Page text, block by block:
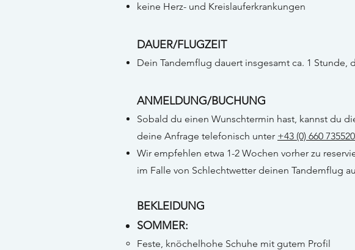
keine Herz- und Kreislauferkrankungen
DAUER/FLUGZEIT
Dein Tandemflug dauert insgesamt ca. 1
ANMELDUNG/BUCHUNG
Sobald du einen Wunschtermin hast, kannst du
deine Anfrage telefonisch unter +43 (0) 660
Wir empfehlen etwa 1-2 Wochen vorher zu
im Falle von Schlechtwetter deinen Tandemflug
BEKLEIDUNG
SOMMER:
Feste, knöchelhohe Schuhe mit gutem Profil